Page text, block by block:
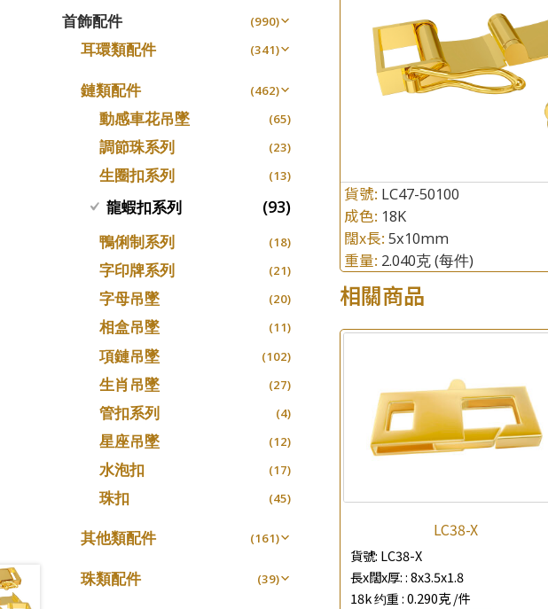
產品查詢
e-mail
*聯絡電話
查詢以下產品
貨號: LC47-50100
成色: 18K
闊x長: 5x10mm
重量: 2.040克(每件)
相關商品
LC38-X
貨號: LC38-X
長x闊x厚: :8x3.5x1.8
18k 约重 :0.290克 /件
镶口链 (61)
管狀網鏈 (11)
十字鏈系列
十字車花鏈系列
十字閃O鏈系列
十字錘打鏈系列
側身鏈系列
肖邦鏈系列 (14)
雙十字鏈系列 (4)
水波鏈系列 (4)
蛇骨鏈系列 (6)
鏈尾系列 (6)
盒子鏈系列 (6)
嘴唇鏈系列 (3)
竹節鏈系列 (5)
S車花鏈系列 (1)
珍珠鏈系列 (3)
坦克鏈系列 (9)
刀片鏈系列
首飾配件 (990)
耳環類配件 (341)
卷迫系列
螺絲迫系列
梅花迫系列
平臺迫系列
美拍系列 (16)
耳針系列 (6)
耳環扣系列 (29)
耳綫/耳鈎系列 (25)
耳環爪頭 (29)
耳環 (71)
鏈類配件 (462)
動感車花吊墜 (65)
調節珠系列 (23)
生圈扣系列 (13)
龍蝦扣系列 (93)
鴨俐制系列 (18)
字印牌系列 (21)
字母吊墜 (20)
相盒吊墜 (11)
項鏈吊墜 (102)
生肖吊墜 (27)
管扣系列 (4)
星座吊墜 (12)
水泡扣 (17)
珠扣 (45)
其他類配件 (161)
珠盤系列
珠類配件 (39)